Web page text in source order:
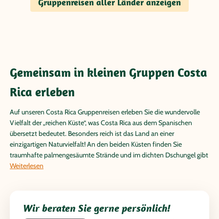
Gruppenreisen aller Länder anzeigen
Gemeinsam in kleinen Gruppen Costa
Rica erleben
Auf unseren Costa Rica Gruppenreisen erleben Sie die wundervolle
Vielfalt der „reichen Küste“, was Costa Rica aus dem Spanischen
übersetzt bedeutet. Besonders reich ist das Land an einer
einzigartigen Naturvielfalt! An den beiden Küsten finden Sie
traumhafte palmengesäumte Strände und im dichten Dschungel gibt
es einen überwältigenden Artenreichtum. Beobachten Sie in den
Irazú und der Arenal. In Costa Rica genießen Sie Natur pur!
Weiterlesen
Wir beraten Sie gerne persönlich!